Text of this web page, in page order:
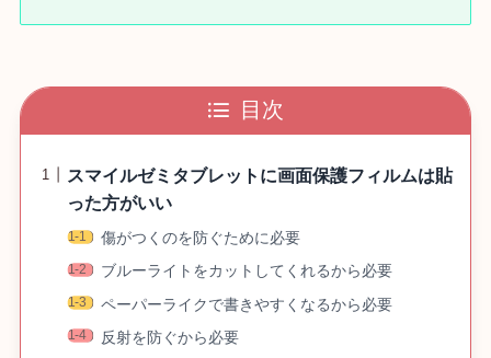
目次
スマイルゼミタブレットに画面保護フィルムは貼
った方がいい
傷がつくのを防ぐために必要
ブルーライトをカットしてくれるから必要
ペーパーライクで書きやすくなるから必要
反射を防ぐから必要